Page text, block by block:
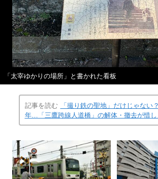
「太宰ゆかりの場所」と書かれた看板
記事を読む
「撮り鉄の聖地」だけじゃな
年…「三鷹跨線人道橋」の解体・撤去が惜し